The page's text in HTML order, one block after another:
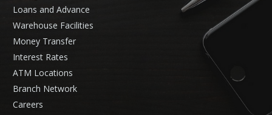
Loans and Advance
Warehouse Facilities
Money Transfer
Interest Rates
ATM Locations
Branch Network
Careers